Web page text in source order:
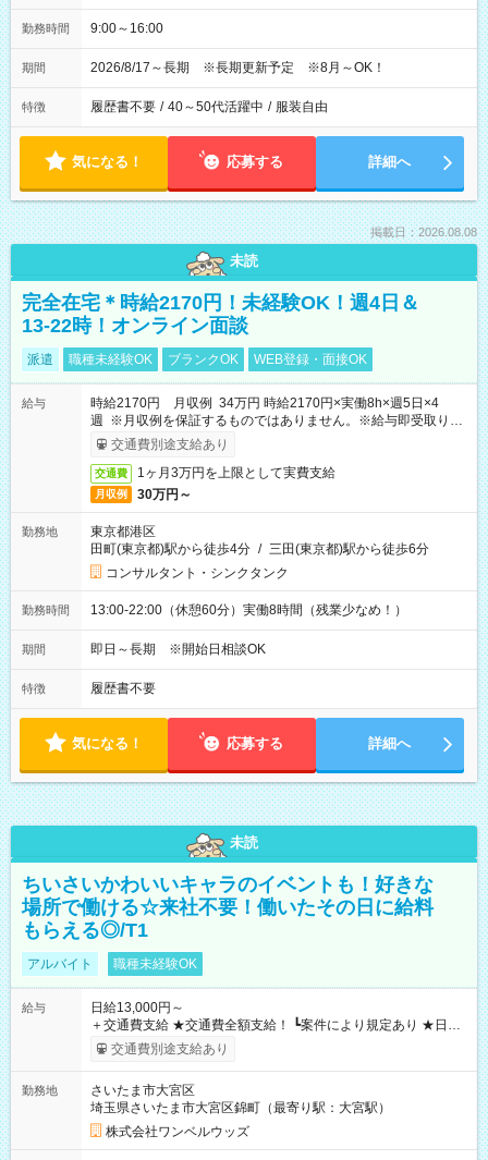
勤務時間 9:00～16:00
期間 2026/8/17～長期 ※長期更新予定 ※8月～OK！
特徴 履歴書不要 / 40～50代活躍中 / 服装自由
気になる！ 応募する 詳細へ
掲載日：2026.08.08
未読
完全在宅＊時給2170円！未経験OK！週4日＆
13-22時！オンライン面談
派遣 職種未経験OK ブランクOK WEB登録・面接OK
給与
時給2170円 月収例 34万円 時給2170円×実働8h×週5日×4
週 ※月収例を保証するものではありません。※給与即受取りサ
ービス利用可（利用条件有）
交通費別途支給あり
交通費 1ヶ月3万円を上限として実費支給
月収例 30万円～
勤務地
東京都港区
田町(東京都)駅から徒歩4分 / 三田(東京都)駅から徒歩6分
コンサルタント・シンクタンク
勤務時間 13:00-22:00（休憩60分）実働8時間（残業少なめ！）
期間 即日～長期 ※開始日相談OK
特徴 履歴書不要
気になる！ 応募する 詳細へ
未読
ちいさいかわいいキャラのイベントも！好きな
場所で働ける☆来社不要！働いたその日に給料
もらえる◎/T1
アルバイト 職種未経験OK
給与
日給13,000円～
＋交通費支給 ★交通費全額支給！ ┗案件により規定あり ★日払
いOK！（規定あり） ┗働いたその日に現金GET♪ お仕事後はコ
ンビニATMから 日払い分を引き落とせます！ 【試用期間】試
交通費別途支給あり
勤務地
さいたま市大宮区
埼玉県さいたま市大宮区錦町（最寄り駅：大宮駅）
株式会社ワンベルウッズ